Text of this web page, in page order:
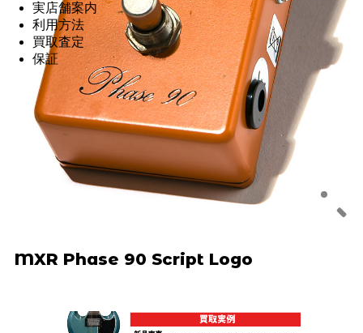
実店舗案内
利用方法
買取査定
保証
MXR Phase 90 Script Logo